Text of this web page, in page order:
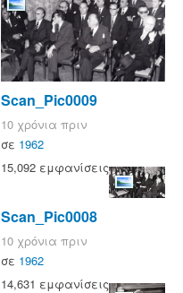
Scan_Pic0009
10 χρόνια πριν
σε 1962
15,092 εμφανίσεις
Scan_Pic0008
10 χρόνια πριν
σε 1962
14,631 εμφανίσεις